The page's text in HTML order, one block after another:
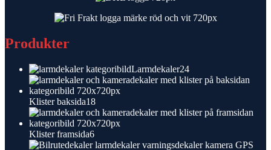
Produkter
Larmdekaler2424
produkter
Klister baksida1818
produkter
Klister framsida66
produkter